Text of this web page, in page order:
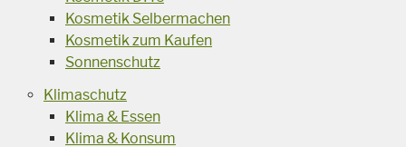
Kosmetik Selbermachen
Kosmetik zum Kaufen
Sonnenschutz
Klimaschutz
Klima & Essen
Klima & Konsum